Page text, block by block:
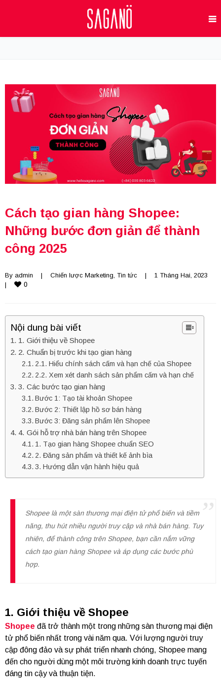
Cách tạo gian hàng Shopee:
Những bước đơn giản để thành
công 2025
By admin
    |
Chiến lược Marketing Tin tức
    |    1 Tháng Hai, 2023
|
0
Nội dung bài viết
1. Giới thiệu về Shopee
2. Chuẩn bị trước khi tạo gian hàng
2.1. Hiểu chính sách cấm và hạn chế của Shopee
2.2. Xem xét danh sách sản phẩm cấm và hạn chế
3. Các bước tạo gian hàng
Bước 1: Tạo tài khoản Shopee
Bước 2: Thiết lập hồ sơ bán hàng
Bước 3: Đăng sản phẩm lên Shopee
4. Gói hỗ trợ nhà bán hàng trên Shopee
1. Tạo gian hàng Shopee chuẩn SEO
2. Đăng sản phẩm và thiết kế ảnh bìa
3. Hướng dẫn vận hành hiệu quả
Shopee là một sàn thương mại điện tử phổ biến và tiềm
năng, thu hút nhiều người truy cập và nhà bán hàng. Tuy
nhiên, để thành công trên Shopee, bạn cần nắm vững
cách tạo gian hàng Shopee và áp dụng các bước phù
hợp.
1. Giới thiệu về Shopee
Shopee đã trở thành một trong những sàn thương mại điện
tử phổ biến nhất trong vài năm qua. Với lượng người truy
cập đông đảo và sự phát triển nhanh chóng, Shopee mang
đến cho người dùng một môi trường kinh doanh trực tuyến
đáng tin cậy và thuận tiện.